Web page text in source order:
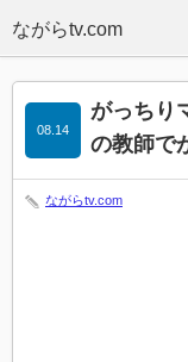
がっちり
の教師で
08.14
ながらtv.com